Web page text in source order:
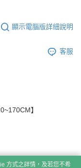
顯示電腦版詳細說明
客服
】
方式之詳情，及若您不希